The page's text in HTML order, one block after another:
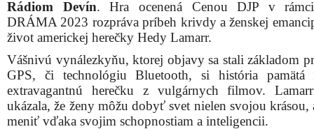
Rádiom Devín. Hra ocenená Cenou DJP v
DRÁMA 2023 rozpráva príbeh krivdy a ženskej
život americkej herečky Hedy Lamarr.
Vášnivú vynálezkyňu, ktorej objavy sa stali základom
GPS, či technológiu Bluetooth, si história pamätá
extravagantnú herečku z vulgárnych filmov.
ukázala, že ženy môžu dobyť svet nielen svojou krásou,
meniť vďaka svojim schopnostiam a inteligencii.